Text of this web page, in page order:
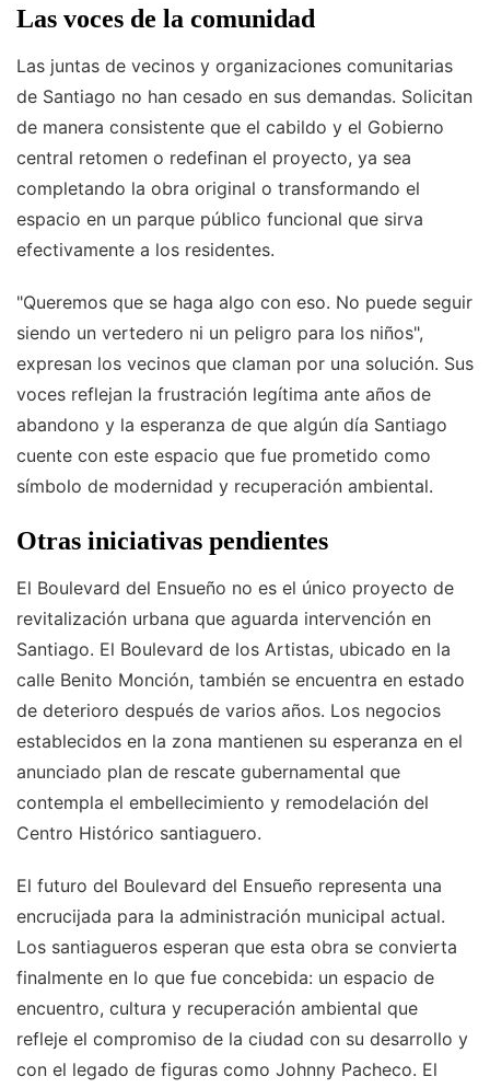
Las voces de la comunidad
Las juntas de vecinos y organizaciones comunitarias
de Santiago no han cesado en sus demandas. Solicitan
de manera consistente que el cabildo y el Gobierno
central retomen o redefinan el proyecto, ya sea
completando la obra original o transformando el
espacio en un parque público funcional que sirva
efectivamente a los residentes.
"Queremos que se haga algo con eso. No puede seguir
siendo un vertedero ni un peligro para los niños",
expresan los vecinos que claman por una solución. Sus
voces reflejan la frustración legítima ante años de
abandono y la esperanza de que algún día Santiago
cuente con este espacio que fue prometido como
símbolo de modernidad y recuperación ambiental.
Otras iniciativas pendientes
El Boulevard del Ensueño no es el único proyecto de
revitalización urbana que aguarda intervención en
Santiago. El Boulevard de los Artistas, ubicado en la
calle Benito Monción, también se encuentra en estado
de deterioro después de varios años. Los negocios
establecidos en la zona mantienen su esperanza en el
anunciado plan de rescate gubernamental que
contempla el embellecimiento y remodelación del
Centro Histórico santiaguero.
El futuro del Boulevard del Ensueño representa una
encrucijada para la administración municipal actual.
Los santiagueros esperan que esta obra se convierta
finalmente en lo que fue concebida: un espacio de
encuentro, cultura y recuperación ambiental que
refleje el compromiso de la ciudad con su desarrollo y
con el legado de figuras como Johnny Pacheco. El